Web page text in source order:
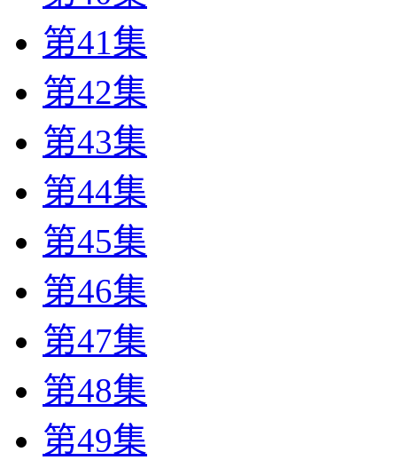
第41集
第42集
第43集
第44集
第45集
第46集
第47集
第48集
第49集